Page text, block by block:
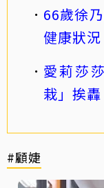
66歲徐
健康狀
愛莉莎
栽」挨
#顧婕